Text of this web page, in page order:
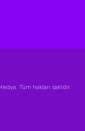
Tüm hakları sakldır.